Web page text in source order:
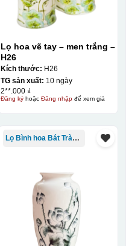
Lọ hoa vẽ tay – men trắng –
H26
Kích thước: H26
TG sản xuất: 10 ngày
2**.000 ₫
Đăng kýhoặc Đăng nhậpđể xem giá
Lọ Bình hoa Bát Tràng in logo